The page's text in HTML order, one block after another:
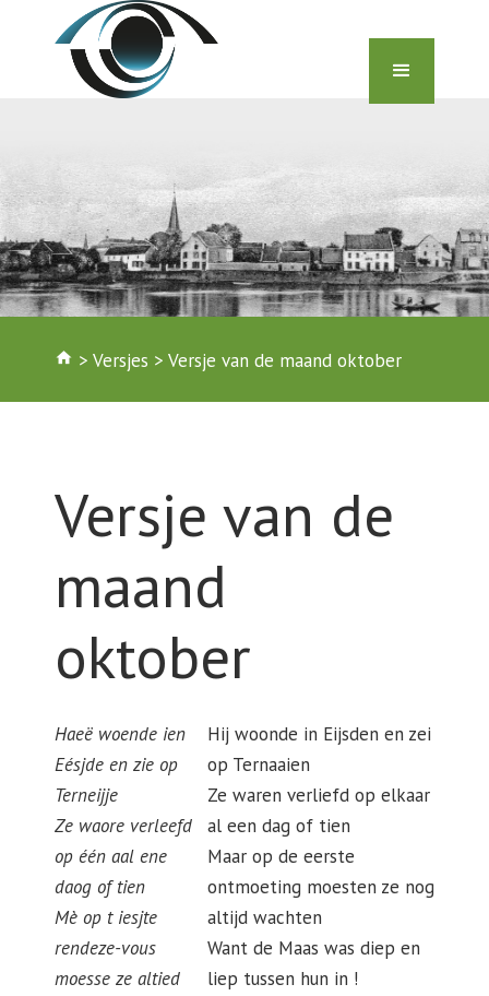
home > Versjes > Versje van de maand oktober
Versje van de
maand
oktober
Haeë woende ien
Eésjde en zie op
Terneijje
Ze waore verleefd
op één aal ene
daog of tien
Mè op t iesjte
rendeze-vous
moesse ze altied
Hij woonde in Eijsden en zei
op Ternaaien
Ze waren verliefd op elkaar
al een dag of tien
Maar op de eerste
ontmoeting moesten ze nog
altijd wachten
Want de Maas was diep en
liep tussen hun in !